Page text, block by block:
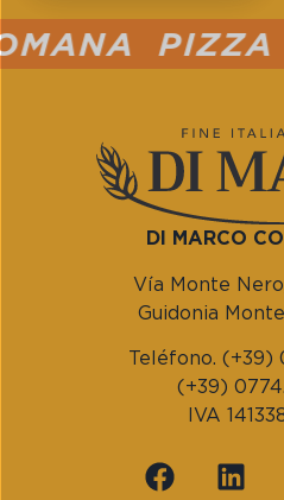
PIZZA
DI MARCO
Vía Monte
Guidonia
Teléfono. (+39)
(+39)
IVA